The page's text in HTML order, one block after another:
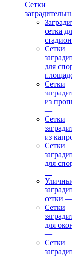
Сетки
сетка
Сетки
для
Сетки
из
—
Сетки
из
Сетки
для
—
сетки
Сетки
для
—
Сетки